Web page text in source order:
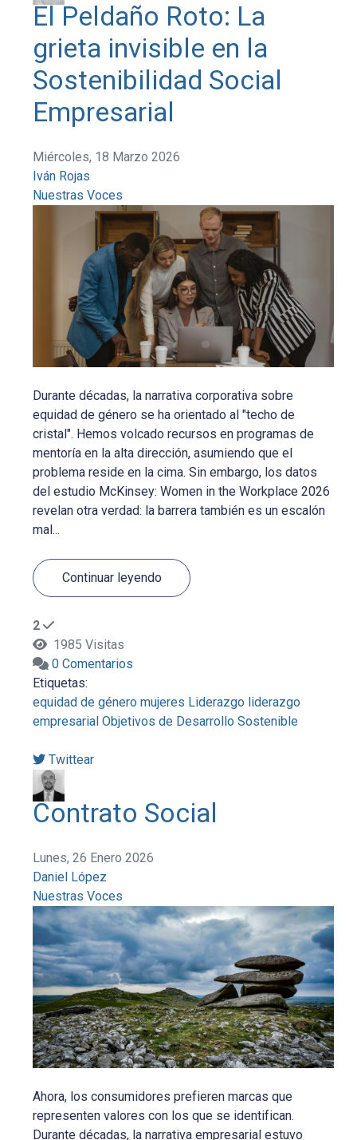
El Peldaño Roto: La
grieta invisible en la
Sostenibilidad Social
Empresarial
Miércoles, 18 Marzo 2026
Iván Rojas
Nuestras Voces
Durante décadas, la narrativa corporativa sobre
equidad de género se ha orientado al "techo de
cristal". Hemos volcado recursos en programas de
mentoría en la alta dirección, asumiendo que el
problema reside en la cima. Sin embargo, los datos
del estudio McKinsey: Women in the Workplace 2026
revelan otra verdad: la barrera también es un escalón
mal...
Continuar leyendo
2
1985 Visitas
0 Comentarios
Etiquetas:
equidad de género mujeres Liderazgo liderazgo
empresarial Objetivos de Desarrollo Sostenible
Twittear
Contrato Social
Lunes, 26 Enero 2026
Daniel López
Nuestras Voces
Ahora, los consumidores prefieren marcas que
representen valores con los que se identifican.
Durante décadas, la narrativa empresarial estuvo